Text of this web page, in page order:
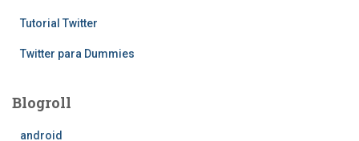
Tutorial Twitter
Twitter para Dummies
Blogroll
android